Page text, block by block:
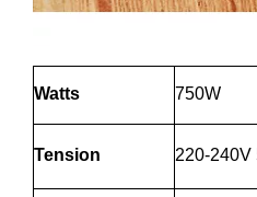
Watts 750W
Tension 220-240V